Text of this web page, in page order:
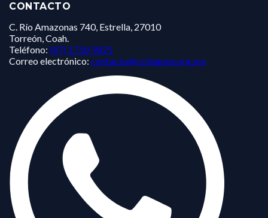
CONTACTO
C. Río Amazonas 740, Estrella, 27010
Torreón, Coah.
Teléfono: (87) 1718 9825
Correo electrónico: contacto@ccilaguna.org.mx